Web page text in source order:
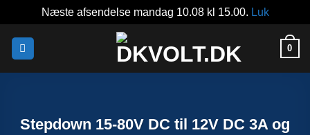
Næste afsendelse mandag 10.08 kl 15.00. Luk
0
Stepdown 15-80V DC til 12V DC 3A og